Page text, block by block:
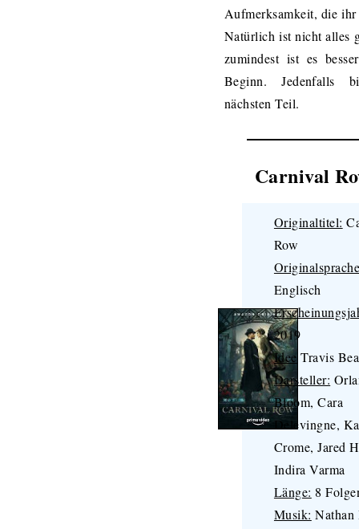
Aufmerksamkeit, die ihr
Natürlich ist nicht alles
zumindest ist es
Beginn. Jedenfalls
nächsten Teil.
Carnival
Originaltitel:
Row
Englisch
2019
Idee Travis
Darsteller:
Bloom, Cara
Delevingne,
Crome, Jared
Indira Varma
Länge: 8
Musik: Nathan